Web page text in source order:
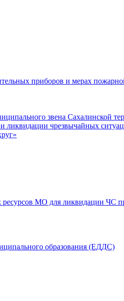
приборов и мерах
звена Сахалинской
ликвидации чрезвычайных
ресурсов МО для ликвидации ЧС
образования (ЕДДС)